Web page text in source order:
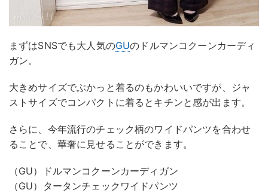
まずはSNSでも大人気のGUのドルマンコクーンカーディ
ガン。
大きめサイズでぶかっと着るのもかわいいですが、ジャ
ストサイズでコンパクトに着るとキチンと感が出ます。
さらに、今年流行のチェック柄のワイドパンツを合わせ
ることで、華奢に見せることができます。
（GU）ドルマンコクーンカーディガン
（GU）タータンチェックワイドパンツ